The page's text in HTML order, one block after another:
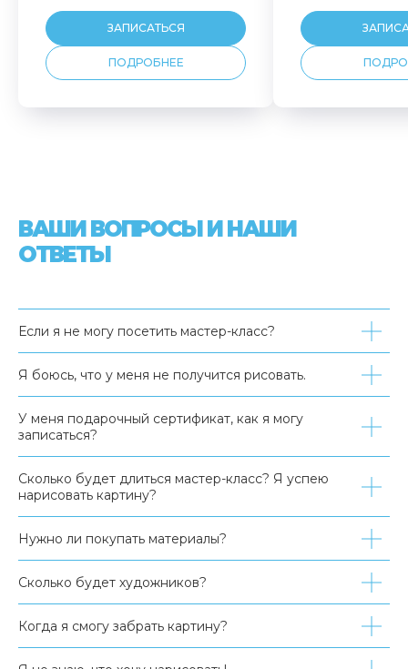
ЗАПИСАТЬСЯ
ПОДРОБНЕЕ
ВАШИ ВОПРОСЫ И НАШИ
ОТВЕТЫ
Если я не могу посетить мастер-класс?
Я боюсь, что у меня не получится рисовать.
У меня подарочный сертификат, как я могу
записаться?
Сколько будет длиться мастер-класс? Я успею
нарисовать картину?
Нужно ли покупать материалы?
Сколько будет художников?
Когда я смогу забрать картину?